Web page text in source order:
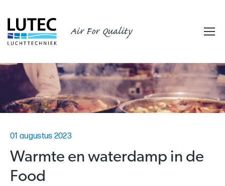
Air For Quality
01 augustus 2023
Warmte en waterdamp in de
Food